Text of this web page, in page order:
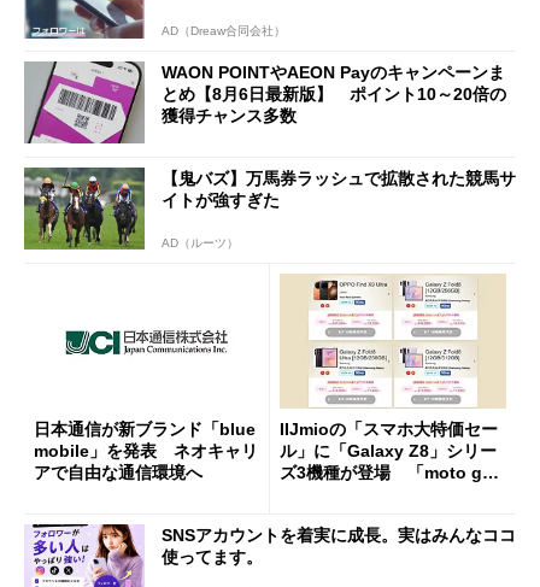
AD（Dreaw合同会社）
WAON POINTやAEON Payのキャンペーンま
とめ【8月6日最新版】 ポイント10～20倍の
獲得チャンス多数
【鬼バズ】万馬券ラッシュで拡散された競馬サ
イトが強すぎた
AD（ルーツ）
日本通信が新ブランド「blue
mobile」を発表 ネオキャリ
アで自由な通信環境へ
IIJmioの「スマホ大特価セー
ル」に「Galaxy Z8」シリー
ズ3機種が登場 「moto g37
SNSアカウントを着実に成長。実はみんなココ
使ってます。